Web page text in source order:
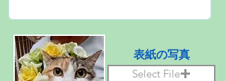
表紙の写真
Select File